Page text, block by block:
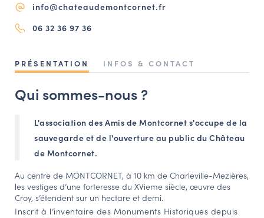
VOUS ÊTES…
Amateurs d’histoire et de patrimoine
Étudiants & chercheurs
info@chateaudemontcornet.fr
06 32 36 97 36
PRÉSENTATION INFOS & CONTACT
Qui sommes-nous ?
L'association des Amis de Montcornet s'occupe de la
sauvegarde et de l'ouverture au public du Château
de Montcornet.
Au centre de MONTCORNET, à 10 km de Charleville-Mezières,
les vestiges d’une forteresse du XVieme siècle, œuvre des
Croy, s’étendent sur un hectare et demi.
Inscrit à l’inventaire des Monuments Historiques depuis